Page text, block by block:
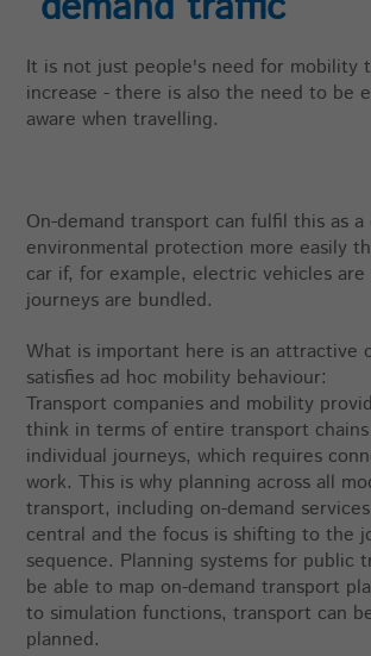
It is not just people's need for mobility
increase - there is also the need to be
aware when travelling.
On-demand transport can fulfil this as
environmental protection more easily
car if, for example, electric vehicles are
journeys are bundled.
What is important here is an attractive
satisfies ad hoc mobility behaviour:
Transport companies and mobility
think in terms of entire transport
individual journeys, which requires
work. This is why planning across all
transport, including on-demand
central and the focus is shifting to the
sequence. Planning systems for public
be able to map on-demand transport
to simulation functions, transport can
planned.